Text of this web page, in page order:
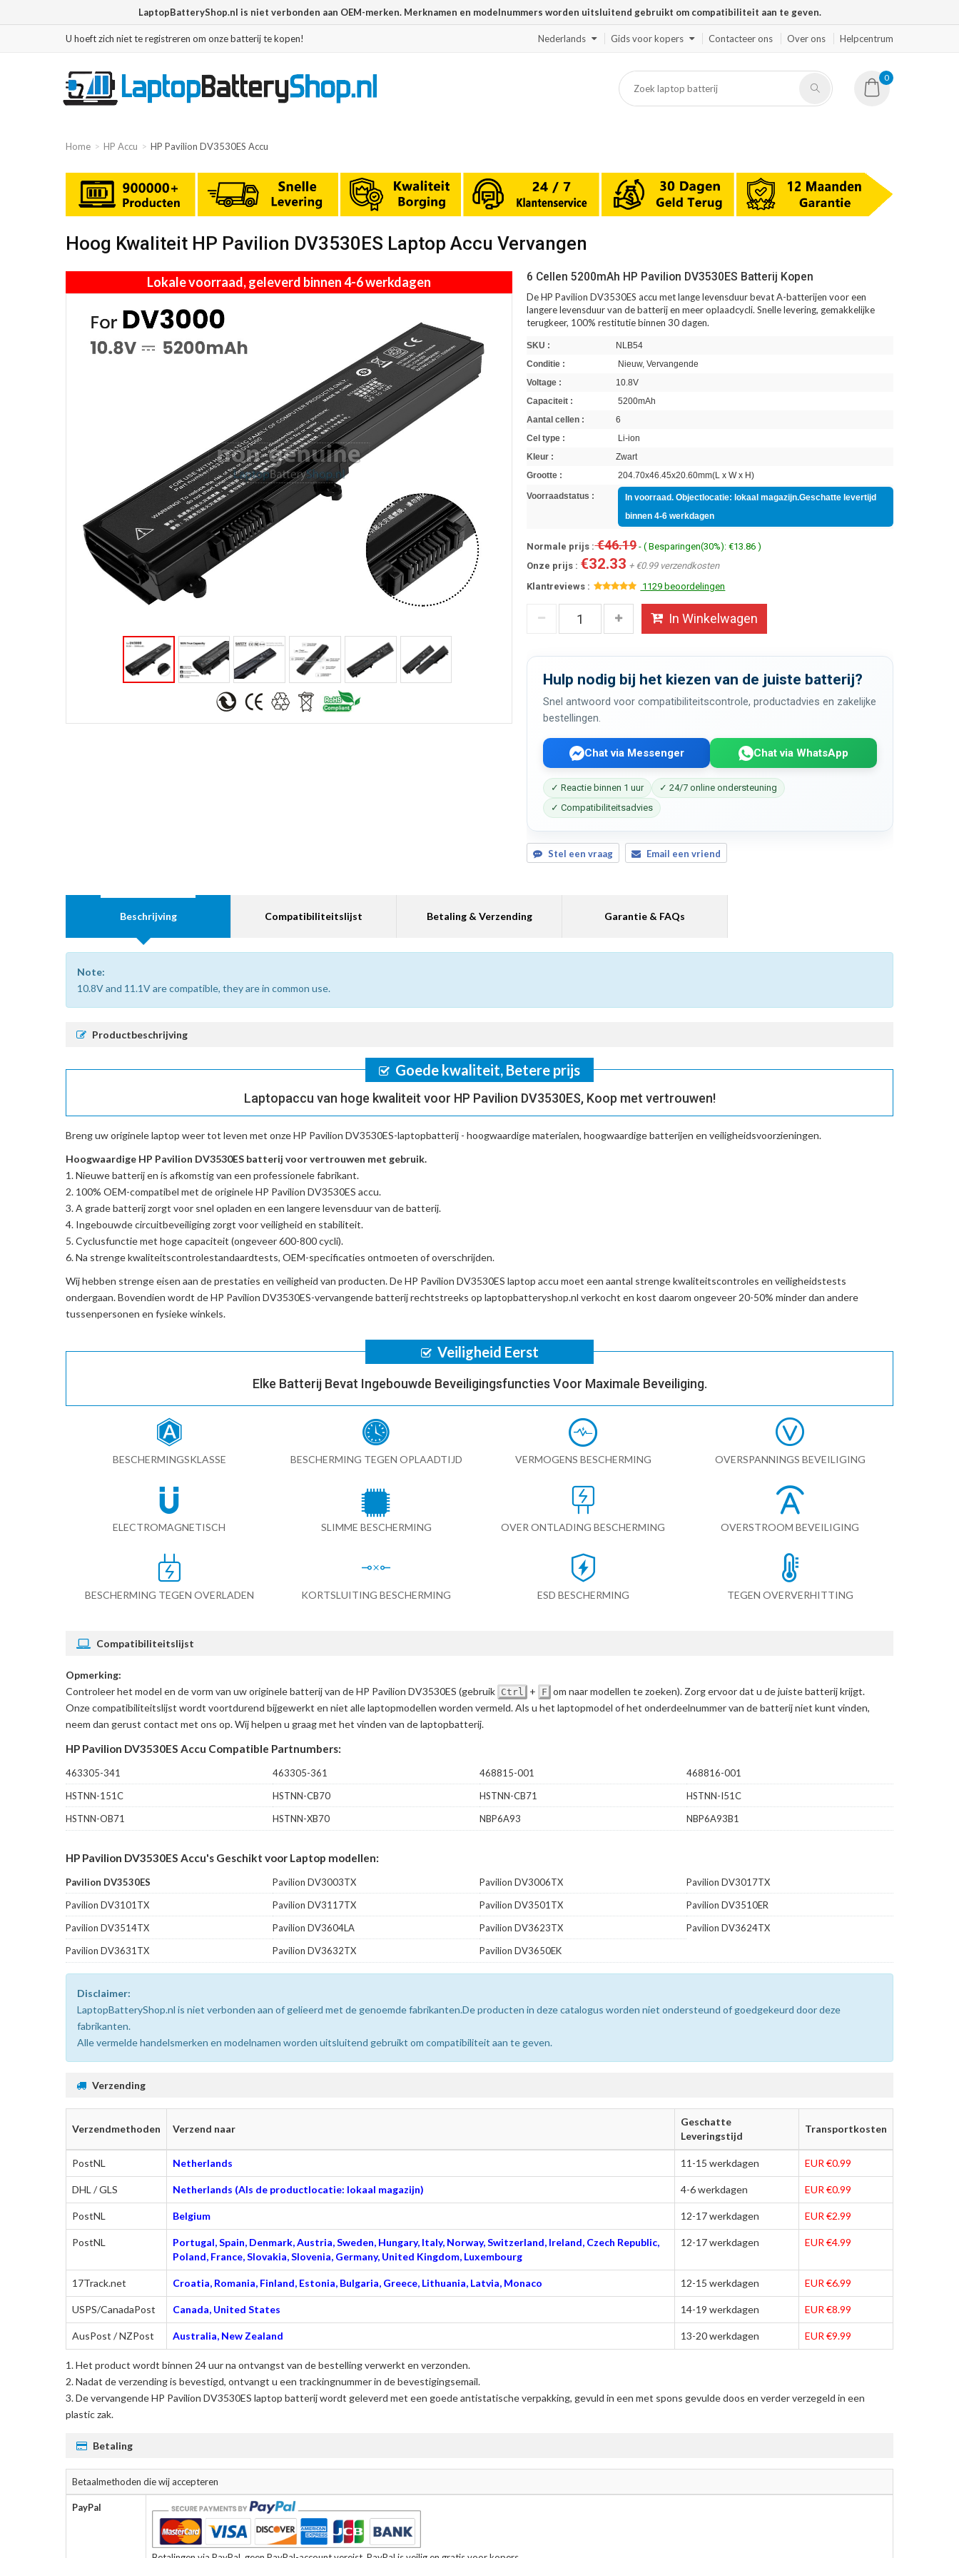
LaptopBatteryShop.nl is niet verbonden aan OEM-merken. Merknamen en modelnummers worden uitsluitend gebruikt om compatibiliteit aan te geven.
U hoeft zich niet te registreren om onze batterij te kopen! Nederlands Gids voor kopers Contacteer ons Over ons Helpcentrum
0
Home HP Accu HP Pavilion DV3530ES Accu
Hoog Kwaliteit HP Pavilion DV3530ES Laptop Accu Vervangen
Lokale voorraad, geleverd binnen 4-6 werkdagen 6 Cellen 5200mAh HP Pavilion DV3530ES Batterij Kopen
De HP Pavilion DV3530ES accu met lange levensduur bevat A-batterijen voor een
langere levensduur van de batterij en meer oplaadcycli. Snelle levering, gemakkelijke
terugkeer, 100% restitutie binnen 30 dagen.
SKU :
NLB54
Conditie :
Nieuw, Vervangende
Voltage :
10.8V
Capaciteit :
5200mAh
Aantal cellen :
6
Cel type :
Li-ion
Kleur :
Zwart
Grootte :
204.70x46.45x20.60mm(L x W x H)
Voorraadstatus :
In voorraad. Objectlocatie: lokaal magazijn.Geschatte levertijd
binnen 4-6 werkdagen
Normale prijs :€46.19- ( Besparingen(30%): €13.86 )
Onze prijs : €32.33 + €0.99 verzendkosten
Klantreviews :
1129 beoordelingen
In Winkelwagen
Hulp nodig bij het kiezen van de juiste batterij?
Snel antwoord voor compatibiliteitscontrole, productadvies en zakelijke
bestellingen.
Chat via Messenger Chat via WhatsApp
✓ Reactie binnen 1 uur
✓ 24/7 online ondersteuning
✓ Compatibiliteitsadvies
Stel een vraag Email een vriend
Beschrijving Compatibiliteitslijst Betaling & Verzending Garantie & FAQs
Note:
10.8V and 11.1V are compatible, they are in common use.
Productbeschrijving
Goede kwaliteit, Betere prijs
Laptopaccu van hoge kwaliteit voor HP Pavilion DV3530ES, Koop met vertrouwen!
Breng uw originele laptop weer tot leven met onzeHP Pavilion DV3530ES-laptopbatterij - hoogwaardige materialen, hoogwaardige batterijen en veiligheidsvoorzieningen.
Hoogwaardige HP Pavilion DV3530ES batterij voor vertrouwen met gebruik.
Nieuwe batterij en is afkomstig van een professionele fabrikant.
100% OEM-compatibel met deoriginele HP Pavilion DV3530ES accu.
A grade batterij zorgt voor snel opladen en een langere levensduur van de batterij.
Ingebouwde circuitbeveiliging zorgt voor veiligheid en stabiliteit.
Cyclusfunctie met hoge capaciteit (ongeveer 600-800 cycli).
Na strenge kwaliteitscontrolestandaardtests, OEM-specificaties ontmoeten of overschrijden.
Wij hebben strenge eisen aan de prestaties en veiligheid van producten. DeHP Pavilion DV3530ES laptop accu moet een aantal strenge kwaliteitscontroles en veiligheidstests
ondergaan. Bovendien wordt deHP Pavilion DV3530ES-vervangende batterijrechtstreeks op laptopbatteryshop.nl verkocht en kost daarom ongeveer 20-50% minder dan andere
tussenpersonen en fysieke winkels.
Veiligheid Eerst
Elke Batterij Bevat Ingebouwde Beveiligingsfuncties Voor Maximale Beveiliging.
BESCHERMINGSKLASSE BESCHERMING TEGEN OPLAADTIJD VERMOGENS BESCHERMING OVERSPANNINGS BEVEILIGING
ELECTROMAGNETISCH SLIMME BESCHERMING OVER ONTLADING BESCHERMING OVERSTROOM BEVEILIGING
BESCHERMING TEGEN OVERLADEN KORTSLUITING BESCHERMING ESD BESCHERMING TEGEN OVERVERHITTING
Compatibiliteitslijst
Opmerking:
Controleer het model en de vorm van uw originele batterij van de HP Pavilion DV3530ES (gebruik Ctrl + F om naar modellen te zoeken). Zorg ervoor dat u de juiste batterij krijgt.
Onze compatibiliteitslijst wordt voortdurend bijgewerkt en niet alle laptopmodellen worden vermeld. Als u het laptopmodel of het onderdeelnummer van de batterij niet kunt vinden,
neem dan gerust contact met ons op. Wij helpen u graag met het vinden van de laptopbatterij.
HP Pavilion DV3530ES Accu Compatible Partnumbers:
463305-341 463305-361 468815-001
468816-001
HSTNN-151C
HSTNN-CB70 HSTNN-CB71
HSTNN-I51C
HSTNN-OB71
HSTNN-XB70 NBP6A93 NBP6A93B1
HP Pavilion DV3530ES Accu's Geschikt voor Laptop modellen:
Pavilion DV3530ES Pavilion DV3003TX Pavilion DV3006TX
Pavilion DV3017TX
Pavilion DV3101TX
Pavilion DV3117TX Pavilion DV3501TX
Pavilion DV3510ER
Pavilion DV3514TX
Pavilion DV3604LA Pavilion DV3623TX
Pavilion DV3624TX
Pavilion DV3631TX
Pavilion DV3632TX Pavilion DV3650EK
Disclaimer:
LaptopBatteryShop.nl is niet verbonden aan of gelieerd met de genoemde fabrikanten.De producten in deze catalogus worden niet ondersteund of goedgekeurd door deze
fabrikanten.
Alle vermelde handelsmerken en modelnamen worden uitsluitend gebruikt om compatibiliteit aan te geven.
Verzending
Verzendmethoden Verzend naar
Geschatte
Leveringstijd
Transportkosten
PostNL Netherlands 11-15 werkdagen EUR €0.99
DHL / GLS Netherlands (Als de productlocatie: lokaal magazijn) 4-6 werkdagen EUR €0.99
PostNL Belgium 12-17 werkdagen EUR €2.99
PostNL
Portugal, Spain, Denmark, Austria, Sweden, Hungary, Italy, Norway, Switzerland, Ireland, Czech Republic,
Poland, France, Slovakia, Slovenia, Germany, United Kingdom, Luxembourg
12-17 werkdagen EUR €4.99
17Track.net Croatia, Romania, Finland, Estonia, Bulgaria, Greece, Lithuania, Latvia, Monaco 12-15 werkdagen EUR €6.99
USPS/CanadaPost Canada, United States 14-19 werkdagen EUR €8.99
AusPost / NZPost Australia, New Zealand 13-20 werkdagen EUR €9.99
Het product wordt binnen 24 uur na ontvangst van de bestelling verwerkt en verzonden.
Nadat de verzending is bevestigd, ontvangt u een trackingnummer in de bevestigingsemail.
Devervangende HP Pavilion DV3530ES laptop batterijwordt geleverd met een goede antistatische verpakking, gevuld in een met spons gevulde doos en verder verzegeld in een
plastic zak.
Betaling
Betaalmethoden die wij accepteren
PayPal